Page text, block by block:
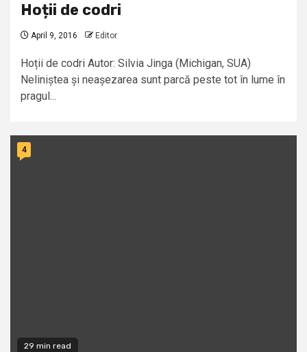
Hoții de codri
April 9, 2016 Editor
Hoții de codri Autor: Silvia Jinga (Michigan, SUA)
Neliniștea și neașezarea sunt parcă peste tot în lume în
pragul...
29 min read
4